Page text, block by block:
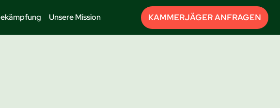
Unsere Mission KAMMERJÄGER ANFRAGEN